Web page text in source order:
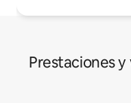
Prestaciones